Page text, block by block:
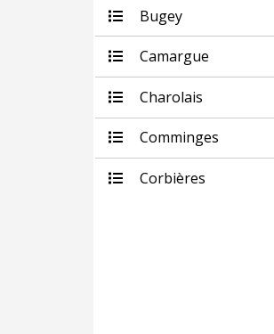
Bugey
Camargue
Charolais
Comminges
Corbières